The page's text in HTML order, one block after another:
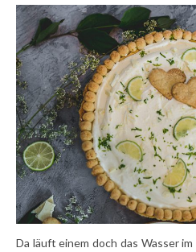
Da läuft einem doch das Wasser